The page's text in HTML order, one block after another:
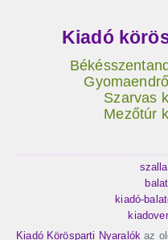
Kiadó
Szarvas
Mezőtúr
kiadó-
Kiadó Körösparti Nyaralók az